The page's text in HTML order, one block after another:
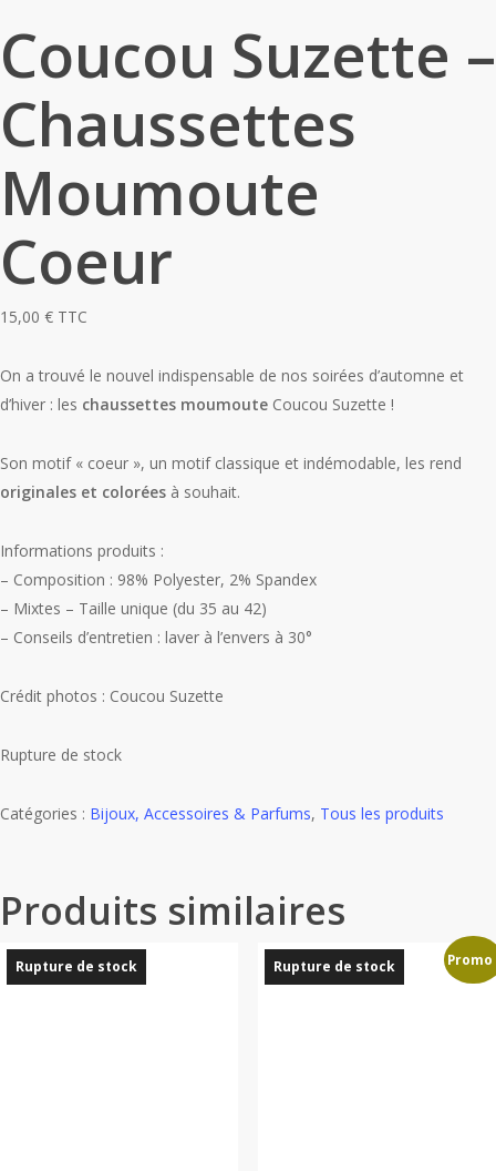
Coucou Suzette –
Chaussettes
Moumoute
Coeur
15,00 € TTC
On a trouvé le nouvel indispensable de nos soirées d’automne et
d’hiver : les chaussettes moumoute Coucou Suzette !
Son motif « coeur », un motif classique et indémodable, les rend
originales et colorées à souhait.
Informations produits :
– Composition : 98% Polyester, 2% Spandex
– Mixtes – Taille unique (du 35 au 42)
– Conseils d’entretien : laver à l’envers à 30°
Crédit photos : Coucou Suzette
Rupture de stock
Catégories : Bijoux, Accessoires & Parfums, Tous les produits
Produits similaires
Rupture de stock Rupture de stock Promo